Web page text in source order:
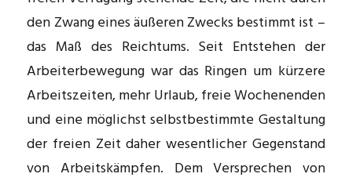
den Zwang eines äußeren Zwecks bestimmt ist –
das Maß des Reichtums. Seit Entstehen der
Arbeiterbewegung war das Ringen um kürzere
Arbeitszeiten, mehr Urlaub, freie Wochenenden
und eine möglichst selbstbestimmte Gestaltung
der freien Zeit daher wesentlicher Gegenstand
von Arbeitskämpfen. Dem Versprechen von